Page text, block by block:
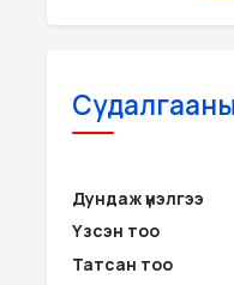
Дундаж үнэлгээ
Үзсэн тоо
Татсан тоо